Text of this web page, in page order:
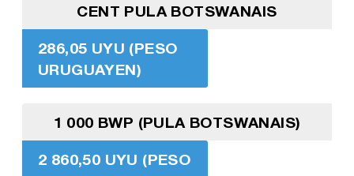
CENT PULA BOTSWANAIS
286,05 UYU (PESO
URUGUAYEN)
1 000 BWP (PULA BOTSWANAIS)
2 860,50 UYU (PESO